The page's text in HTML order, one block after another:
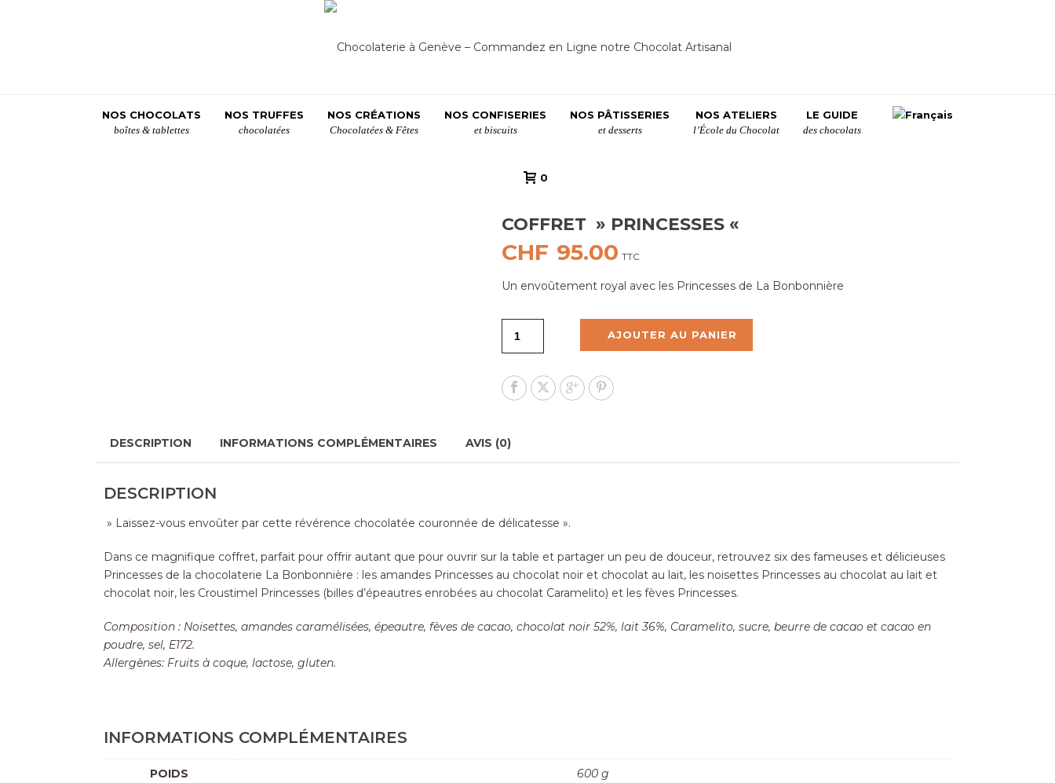
NOS CHOCOLATS
boîtes & tablettes
NOS TRUFFES
chocolatées
NOS CRÉATIONS
Chocolatées & Fêtes
NOS CONFISERIES
et biscuits
NOS PÂTISSERIES
et desserts
NOS ATELIERS
l’École du Chocolat
LE GUIDE
des chocolats
0
COFFRET » PRINCESSES «
CHF 95.00 TTC
Un envoûtement royal avec les Princesses de La Bonbonnière
AJOUTER AU PANIER
DESCRIPTION INFORMATIONS COMPLÉMENTAIRES AVIS (0)
DESCRIPTION
» Laissez-vous envoûter par cette révérence chocolatée couronnée de délicatesse ».
Dans ce magnifique coffret, parfait pour offrir autant que pour ouvrir sur la table et partager un peu de douceur, retrouvez six des fameuses et délicieuses
Princesses de la chocolaterie La Bonbonnière : les amandes Princesses au chocolat noir et chocolat au lait, les noisettes Princesses au chocolat au lait et
chocolat noir, les Croustimel Princesses (billes d’épeautres enrobées au chocolat Caramelito) et les fèves Princesses.
Composition : Noisettes, amandes caramélisées, épeautre, fèves de cacao, chocolat noir 52%, lait 36%, Caramelito, sucre, beurre de cacao et cacao en
poudre, sel, E172.
Allergènes: Fruits à coque, lactose, gluten.
INFORMATIONS COMPLÉMENTAIRES
POIDS 600 g